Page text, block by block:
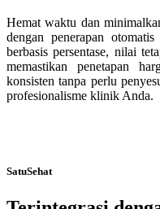
Hemat waktu dan
dengan penerapan
berbasis persentase, nilai
memastikan penetapan
konsisten tanpa perlu
profesionalisme klinik Anda.
SatuSehat